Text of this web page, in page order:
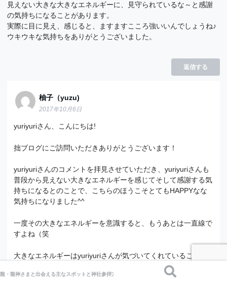
見えない大きな大きなエネルギーに、見守られているな～と感謝
の気持ちになることがあります。
実際に目に見え、感じると、ますますこころ強いいんでしょうね♪
ウキウキな気持ちをありがとうございました。
返信する
柚子（yuzu)
2017年10月6日
yuriyuriさん、こんにちは!
拙ブログにご訪問いただきありがとうございます！
yuriyuriさんのコメントを拝見させていただき、yuriyuriさんも
普段から見えない大きなエネルギーを感じてそして感謝する気
持ちになるとのことで、こちらのほうこそとてもHAPPYなな
気持ちになりました^^
一度その大きなエネルギーを意識すると、もうあとは一直線で
すよね（笑
大きなエネルギーはyuriyuriさんが気づいてくれていることを
とても喜んでいて、お互いのエネルギーが呼応し合って、これ
からもっともっと穏やかでウキウキが増していくと思います。
龍・龍神さまと出会える主なスポットと神社参拝方法